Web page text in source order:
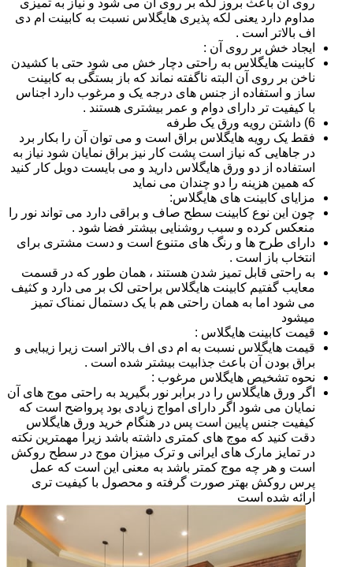
مداوم دارد یعنی لکه پذیری هایگلاس نسبت به کابینت ام دی
اف بالاتر است .
ایجاد خش بر روی آن :
کابینت هایگلاس به راحتی دچار خش می شود حتی با کشیدن
ناخن بر روی آن البته ناگفته نماند که باز بستگی به کابینت
ساز و استفاده از جنس های درجه یک و مرغوب دارد اجناس
با کیفیت تر دارای دوام و عمر بیشتری هستند .
6) داشتن رویه ورق یک طرفه
فقط یک رویه هایگلاس براق است و می توان آن را بکار برد
در جاهایی که نیاز است پشت کار نیز براق نمایان شود نیاز به
استفاده از دو ورق هایگلاس دارید و می بایست دوبل کار کنید
که همین هزینه را دو چندان می نماید
مزایای کابینت های هایگلاس:
چون این نوع کابینت سطح صاف و براقی دارد می تواند نور را
منعکس کرده و سبب روشنایی بیشتر فضا شود .
دارای طرح ها و رنگ های متنوع است و دست مشتری برای
انتخاب باز است .
به راحتی قابل تمیز شدن هستند ، همان طور که در قسمت
معایب گفتیم کابینت هایگلاس براحتی لک بر می دارد و کثیف
می شود اما به همان راحتی هم با یک دستمال نمناک تمیز
میشود
قیمت کابینت هایگلاس :
قیمت هایگلاس نسبت به ام دی اف بالاتر است زیرا زیبایی و
براق بودن آن باعث جذابیت بیشتر شده است .
نحوه تشخیص هایگلاس مرغوب :
اگر ورق هایگلاس را در برابر نور بگیرید به راحتی موج های آن
نمایان می شود اگر دارای امواج زیادی بود پرواضح است که
کیفیت جنس پایین است پس در هنگام خرید ورق هایگلاس
دقت کنید که موج های کمتری داشته باشد زیرا مهمترین نکته
در تمایز مارک های ایرانی و ترک میزان موج در سطح روکش
است و هر چه موج کمتر باشد به معنی این است که عمل
پرس روکش بهتر صورت گرفته و محصول با کیفیت تری
ارائه شده است